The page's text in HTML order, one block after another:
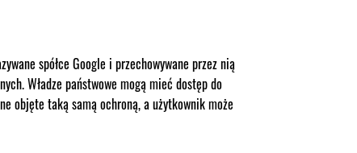
spółce Google i przechowywane przez nią
Władze państwowe mogą mieć dostęp do
objęte taką samą ochroną, a użytkownik może